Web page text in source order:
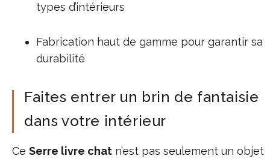
types d’intérieurs
Fabrication haut de gamme pour garantir sa
durabilité
Faites entrer un brin de fantaisie
dans votre intérieur
Ce Serre livre chat n’est pas seulement un objet